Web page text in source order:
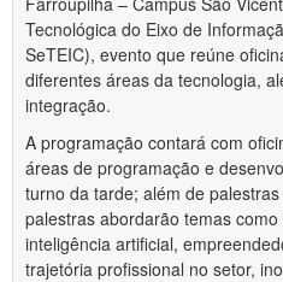
Tecnológica do Eixo de
SeTEIC), evento que reúne
diferentes áreas da tecnologia,
integração.
A programação contará com
áreas de programação e
turno da tarde; além de
palestras abordarão temas
inteligência artificial,
trajetória profissional no setor,